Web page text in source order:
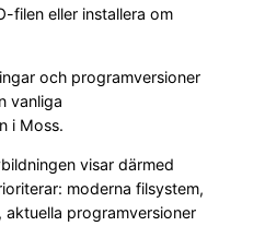
filen eller installera om
och programversioner
vanliga
i Moss.
visar därmed
moderna filsystem,
programversioner